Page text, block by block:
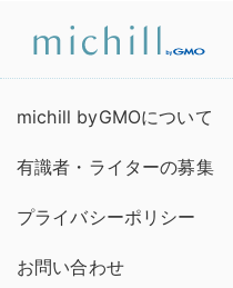
michill byGMOについて
有識者・ライターの募集
プライバシーポリシー
お問い合わせ